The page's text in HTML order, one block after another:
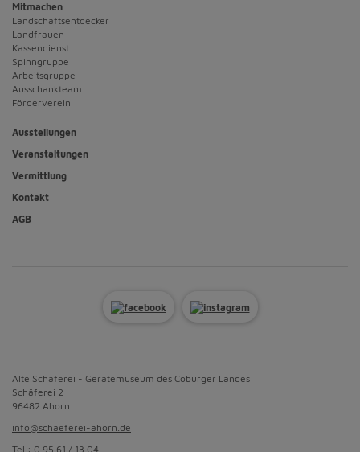
Mitmachen
Landschaftsentdecker
Landfrauen
Kassendienst
Spinngruppe
Arbeitsgruppe
Ausschankteam
Förderverein
Ausstellungen
Veranstaltungen
Vermittlung
Kontakt
AGB
Alte Schäferei - Gerätemuseum des Coburger Landes
Schäferei 2
96482 Ahorn
info@schaeferei-ahorn.de
Tel.: 0 95 61 / 13 04